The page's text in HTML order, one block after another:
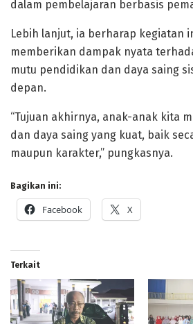
dalam pembelajaran berbasis
Lebih lanjut, ia berharap kegiatan
memberikan dampak nyata
mutu pendidikan dan daya saing
depan.
“Tujuan akhirnya, anak-anak kita
dan daya saing yang kuat, baik
maupun karakter,” pungkasnya.
Bagikan ini:
Facebook X
Terkait